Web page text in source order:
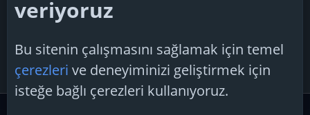
Konu 'Asana’dan Daha Fazlası: Yoganın 8
Basamağı'
seraysimsek
12 Şubat 2026
Cevaplar: 0
veriyoruz
Bu sitenin çalışmasını sağlamak için temel
çerezleri ve deneyiminizi geliştirmek için
isteğe bağlı çerezleri kullanıyoruz.